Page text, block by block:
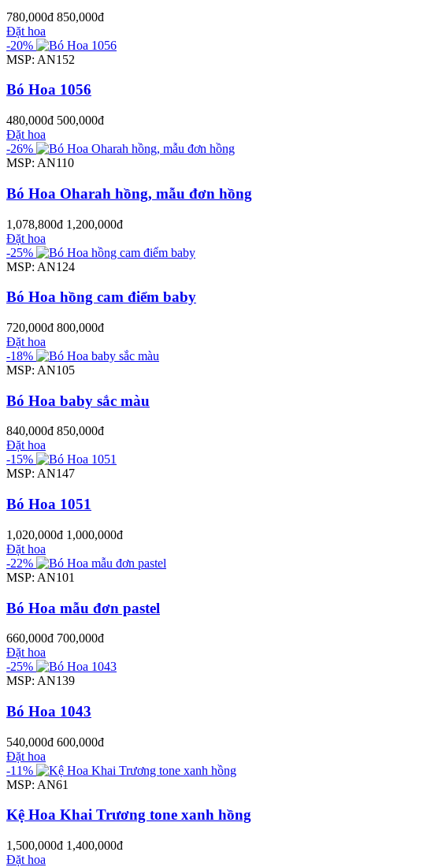
780,000đ 850,000đ
Đặt hoa
-20%
MSP: AN152
Bó Hoa 1056
480,000đ 500,000đ
Đặt hoa
-26%
MSP: AN110
Bó Hoa Oharah hồng, mẫu đơn hồng
1,078,800đ 1,200,000đ
Đặt hoa
-25%
MSP: AN124
Bó Hoa hồng cam điểm baby
720,000đ 800,000đ
Đặt hoa
-18%
MSP: AN105
Bó Hoa baby sắc màu
840,000đ 850,000đ
Đặt hoa
-15%
MSP: AN147
Bó Hoa 1051
1,020,000đ 1,000,000đ
Đặt hoa
-22%
MSP: AN101
Bó Hoa mẫu đơn pastel
660,000đ 700,000đ
Đặt hoa
-25%
MSP: AN139
Bó Hoa 1043
540,000đ 600,000đ
Đặt hoa
-11%
MSP: AN61
Kệ Hoa Khai Trương tone xanh hồng
1,500,000đ 1,400,000đ
Đặt hoa